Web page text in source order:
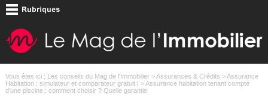
Vous êtes ici : Les conseils du Mag de l'Immobilier>Assurances & Crédits >Assurance
Habitation : simulateur et comparateur gratuit ! > Assurance habitation tenant compte
d'une piscine : comment choisir ? Quelle garantie